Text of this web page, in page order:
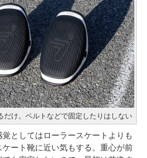
だけ。ベルトなどで固定したりはしない
としてはローラースケートよりも
ート靴に近い気もする。重心が前